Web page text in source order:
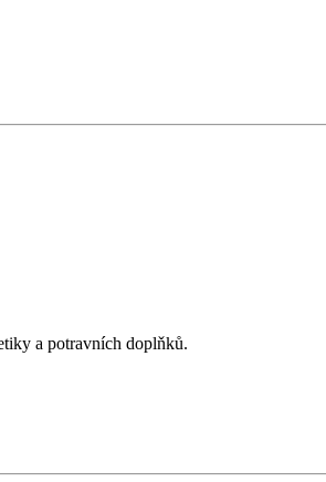
a potravních doplňků.